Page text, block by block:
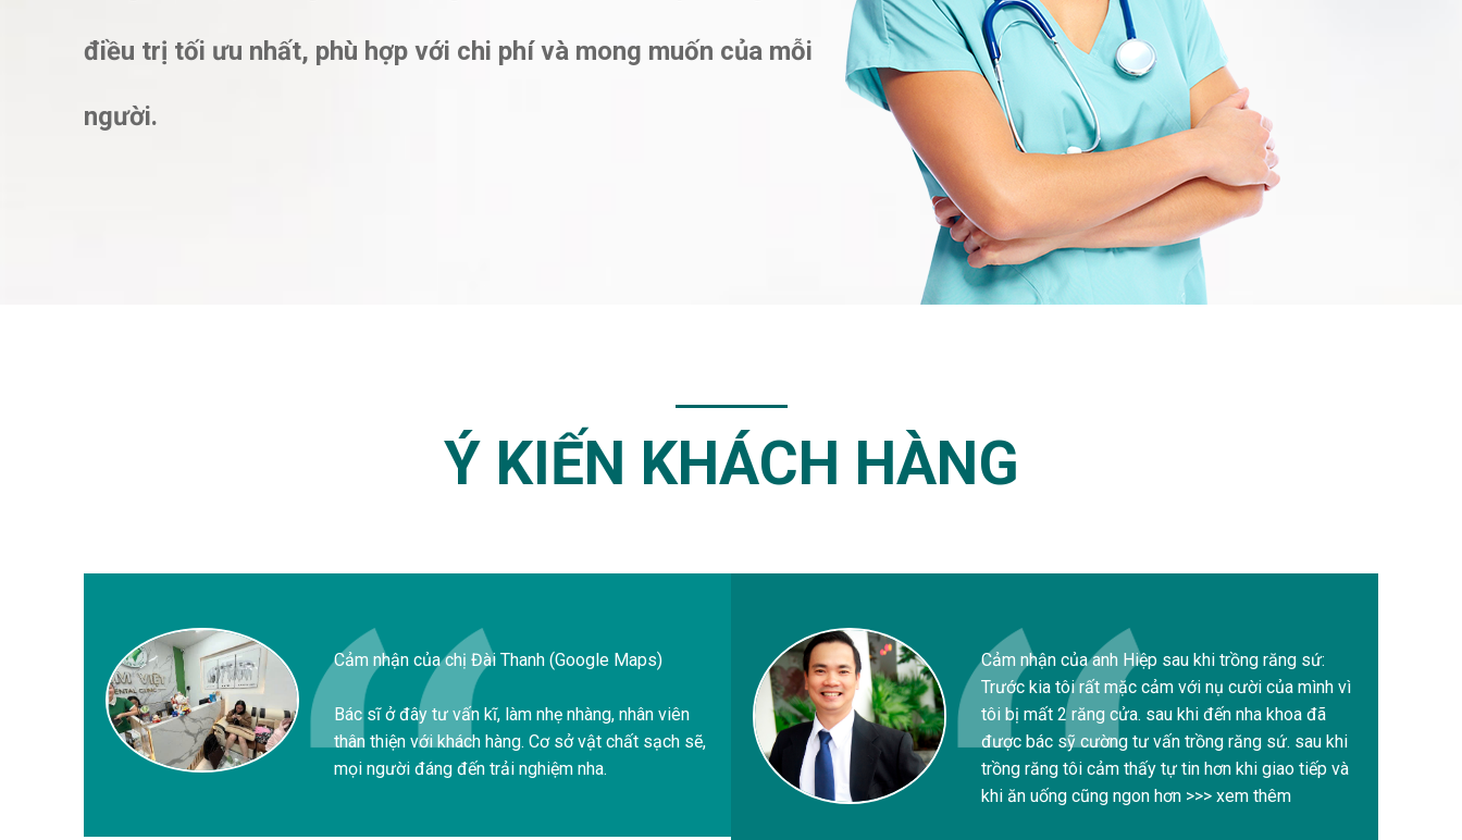
điều trị tối ưu nhất, phù hợp với chi phí và mong muốn của mỗi
người.
Ý KIẾN KHÁCH HÀNG
Cảm nhận của chị Đài Thanh (Google Maps)
Bác sĩ ở đây tư vấn kĩ, làm nhẹ nhàng, nhân viên
thân thiện với khách hàng. Cơ sở vật chất sạch sẽ,
mọi người đáng đến trải nghiệm nha.
Cảm nhận của anh Hiệp sau khi trồng răng sứ:
Trước kia tôi rất mặc cảm với nụ cười của mình vì
tôi bị mất 2 răng cửa. sau khi đến nha khoa đã
được bác sỹ cường tư vấn trồng răng sứ. sau khi
trồng răng tôi cảm thấy tự tin hơn khi giao tiếp và
khi ăn uống cũng ngon hơn >>> xem thêm